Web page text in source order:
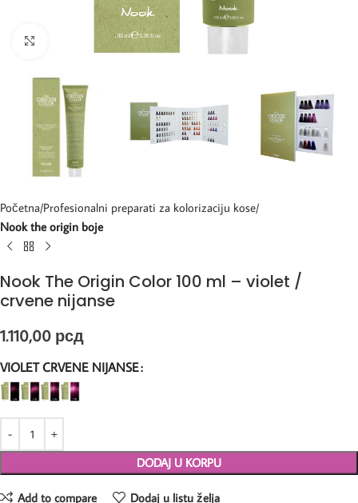
Kliknite za uvećanje
Početna Profesionalni preparati za kolorizaciju kose
Nook the origin boje
Nook The Origin Color 100 ml – violet /
crvene nijanse
1.110,00 рсд
VIOLET CRVENE NIJANSE
DODAJ U KORPU
Add to compare Dodaj u listu želja